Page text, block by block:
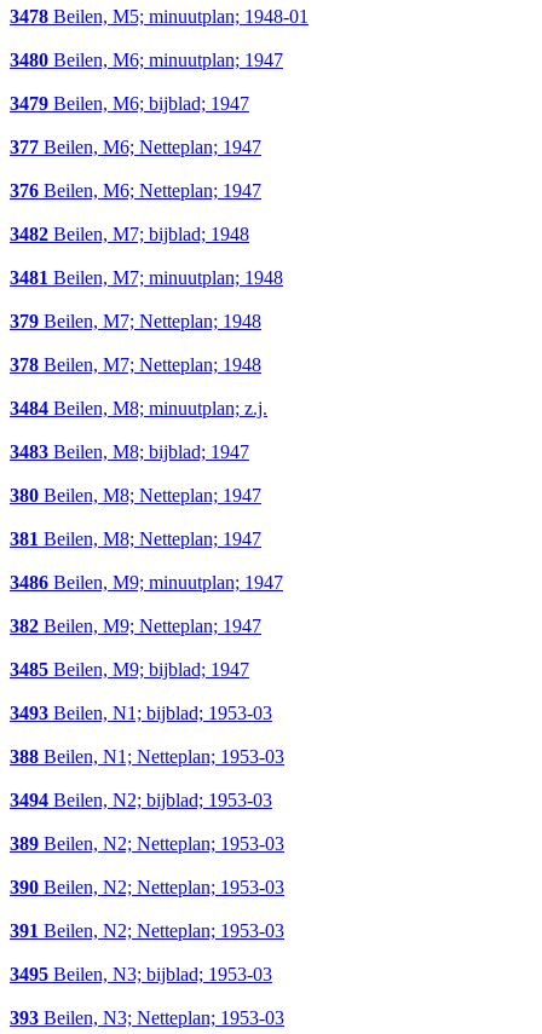
3478 Beilen, M5; minuutplan; 1948-01
3480 Beilen, M6; minuutplan; 1947
3479 Beilen, M6; bijblad; 1947
377 Beilen, M6; Netteplan; 1947
376 Beilen, M6; Netteplan; 1947
3482 Beilen, M7; bijblad; 1948
3481 Beilen, M7; minuutplan; 1948
379 Beilen, M7; Netteplan; 1948
378 Beilen, M7; Netteplan; 1948
3484 Beilen, M8; minuutplan; z.j.
3483 Beilen, M8; bijblad; 1947
380 Beilen, M8; Netteplan; 1947
381 Beilen, M8; Netteplan; 1947
3486 Beilen, M9; minuutplan; 1947
382 Beilen, M9; Netteplan; 1947
3485 Beilen, M9; bijblad; 1947
3493 Beilen, N1; bijblad; 1953-03
388 Beilen, N1; Netteplan; 1953-03
3494 Beilen, N2; bijblad; 1953-03
389 Beilen, N2; Netteplan; 1953-03
390 Beilen, N2; Netteplan; 1953-03
391 Beilen, N2; Netteplan; 1953-03
3495 Beilen, N3; bijblad; 1953-03
393 Beilen, N3; Netteplan; 1953-03